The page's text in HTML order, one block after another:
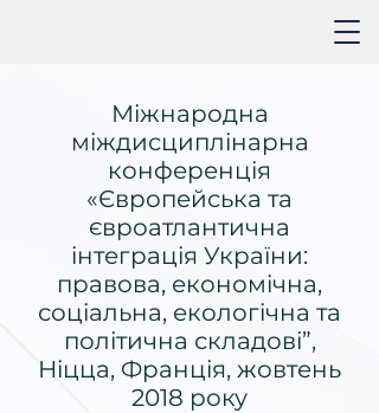
Міжнародна
міждисциплінарна
конференція
«Європейська та
євроатлантична
інтеграція України:
правова, економічна,
соціальна, екологічна та
політична складові”,
Ніцца, Франція, жовтень
2018 року